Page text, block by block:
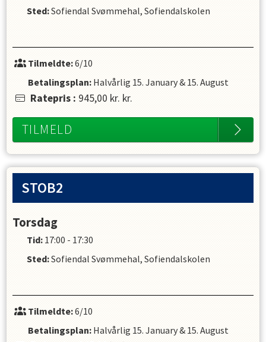
Sted:Sofiendal Svømmehal, Sofiendalskolen
Tilmeldte:6/10
Betalingsplan: Halvårlig 15. January& 15. August
Ratepris : 945,00 kr. kr.
TILMELD
STOB2
Torsdag
Tid: 17:00 - 17:30
Sted:Sofiendal Svømmehal, Sofiendalskolen
Tilmeldte:6/10
Betalingsplan: Halvårlig 15. January& 15. August